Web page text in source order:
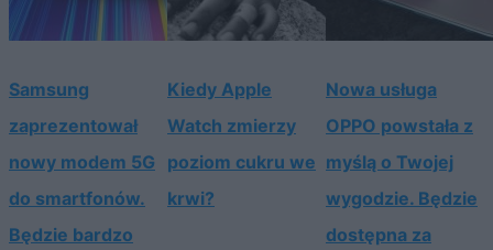
Samsung
zaprezentował
nowy modem 5G
do smartfonów.
Będzie bardzo
Kiedy Apple
Watch zmierzy
poziom cukru we
krwi?
Nowa usługa
OPPO powstała z
myślą o Twojej
wygodzie. Będzie
dostępna za